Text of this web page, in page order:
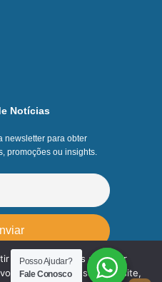
Notícias
newsletter para obter
promoções ou insights.
Posso Ajudar?
Fale Conosco
Posso Ajudar?
Fale Conosco
que oferecemos a melhor
continuar a usar este site,